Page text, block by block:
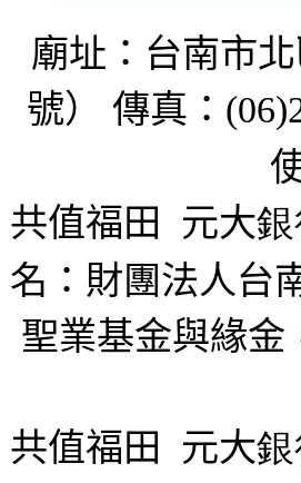
廟址：台南市
號） 傳真：
共值福田
元大
名：財團法人台
聖業基金與緣金
共值福田
元大